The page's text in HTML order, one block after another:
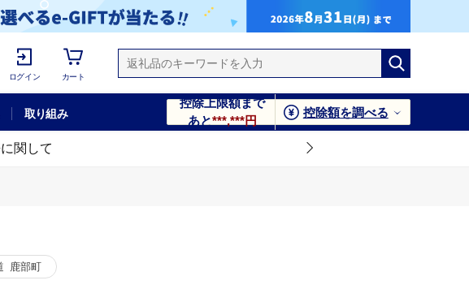
ログイン カート
取り組み
控除上限額まで
あと***,***円
控除額を調べる
関して
鹿部町